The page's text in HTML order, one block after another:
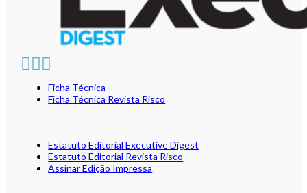
Ficha Técnica
Ficha Técnica Revista Risco
Estatuto Editorial Executive Digest
Estatuto Editorial Revista Risco
Assinar Edição Impressa